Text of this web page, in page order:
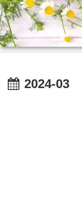
2024-03